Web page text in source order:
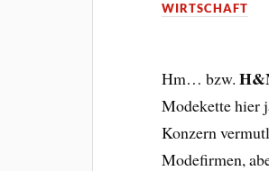
WIRTSCHAFT
Hm… bzw.
Modekette hier
Konzern
Modefirmen,